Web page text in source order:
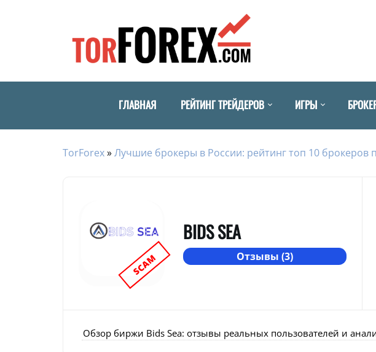
ГЛАВНАЯ РЕЙТИНГ ТРЕЙДЕРОВ ИГРЫ
TorForex»Лучшие брокеры в России: рейтинг топ 10 брокеров
SCAM
BIDS SEA
Отзывы (3)
Обзор биржи Bids Sea: отзывы реальных пользователей и